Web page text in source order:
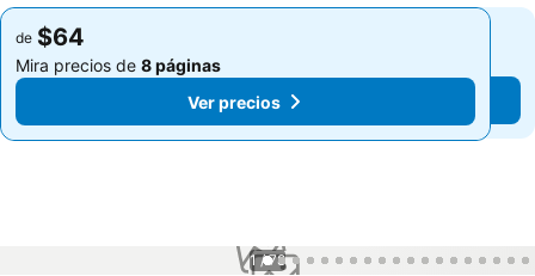
de $64
Mira precios de 8 páginas
Ver precios
de $64
Mira precios de 8 páginas
Ver precios
1 / 78